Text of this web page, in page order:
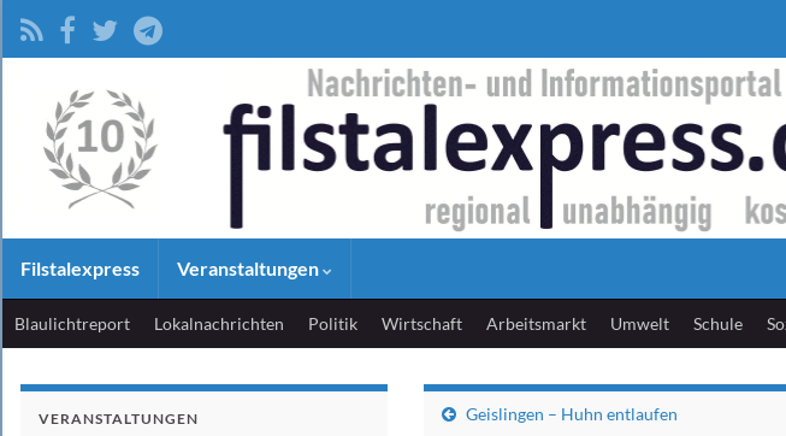
Filstalexpress Veranstaltungen
Blaulichtreport Lokalnachrichten Politik Wirtschaft Arbeitsmarkt Umwelt Schule
Geislingen – Huhn entlaufen
VERANSTALTUNGEN